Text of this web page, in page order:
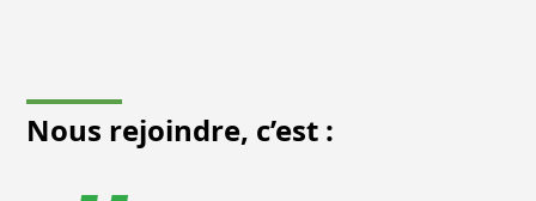
Nous rejoindre, c’est :